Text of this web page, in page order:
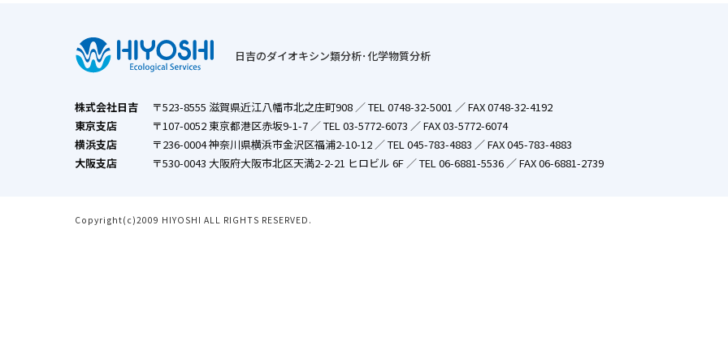
日吉のダイオキシン類分析･化学物質分析
株式会社日吉 〒523-8555 滋賀県近江八幡市北之庄町908 ／TEL 0748-32-5001 ／ FAX 0748-32-4192
東京支店
〒107-0052 東京都港区赤坂9-1-7 ／TEL 03-5772-6073 ／ FAX 03-5772-6074
横浜支店
〒236-0004 神奈川県横浜市金沢区福浦2-10-12 ／TEL 045-783-4883 ／ FAX 045-783-4883
大阪支店
〒530-0043 大阪府大阪市北区天満2-2-21 ヒロビル 6F ／TEL 06-6881-5536 ／ FAX 06-6881-2739
Copyright(c)2009 HIYOSHI ALL RIGHTS RESERVED.